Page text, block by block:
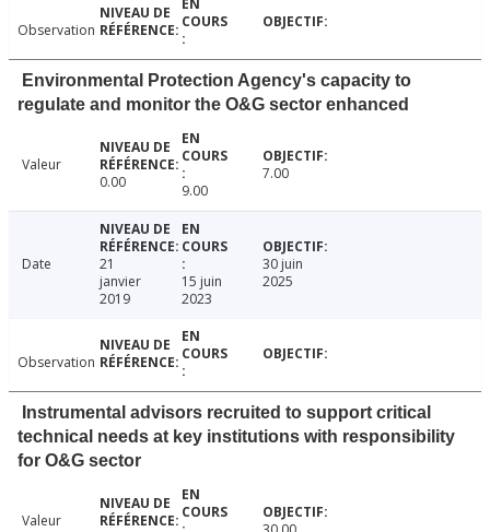
Observation
Environmental Protection Agency's capacity to
regulate and monitor the O&G sector enhanced
Valeur
0.00
9.00
7.00
Date
21
janvier
2019
15 juin
2023
30 juin
2025
Observation
Instrumental advisors recruited to support critical
technical needs at key institutions with responsibility
for O&G sector
Valeur